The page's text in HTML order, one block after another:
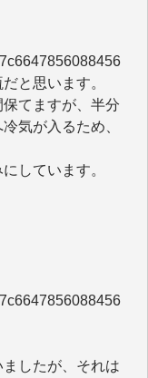
と思います。
てますが、半分
気が入るため、
しています。
したが、それは